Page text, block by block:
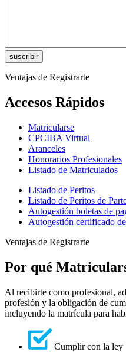
Ventajas de Registrarte
Accesos Rápidos
Matricularse
CPCIBA Virtual
Aranceles
Honorarios Profesionales
Listado de Matriculados
Listado de Peritos
Listado de Peritos de
Autogestión boletas de
Autogestión certificado
Ventajas de Registrarte
Por qué
Al recibirte como profesional,
profesión y la obligación de
incluyendo la matrícula para
Cumplir con la ley